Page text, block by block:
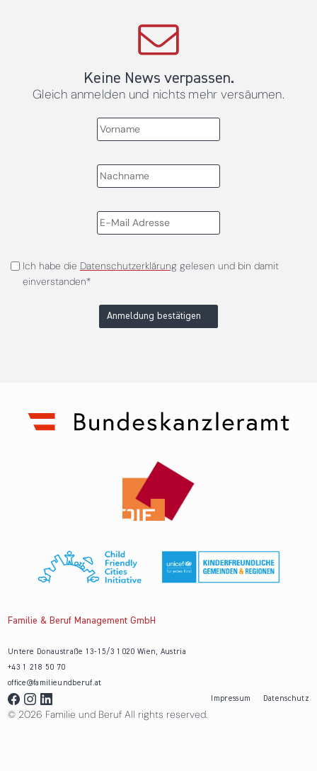
Keine News verpassen.
Gleich anmelden und nichts mehr versäumen.
Ich habe die Datenschutzerklärunggelesen und bin damit
einverstanden*
Anmeldung bestätigen
Familie & Beruf Management GmbH
Untere Donaustraße 13-15/3 1020 Wien, Austria
+43 1 218 50 70
office@familieundberuf.at
Impressum
Datenschutz
© 2026 Familie und Beruf All rights reserved.